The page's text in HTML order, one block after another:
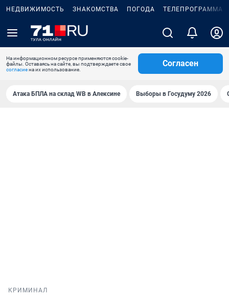
НЕДВИЖИМОСТЬ ЗНАКОМСТВА ПОГОДА ТЕЛЕПРОГРАММА
На информационном ресурсе применяются cookie-
файлы. Оставаясь на сайте, вы подтверждаете свое
согласиена их использование.
Согласен
Атака БПЛА на склад WB в Алексине Выборы в Госудуму 2026
КРИМИНАЛ